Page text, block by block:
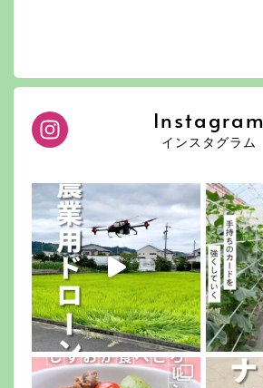
Instagram
インスタグラム